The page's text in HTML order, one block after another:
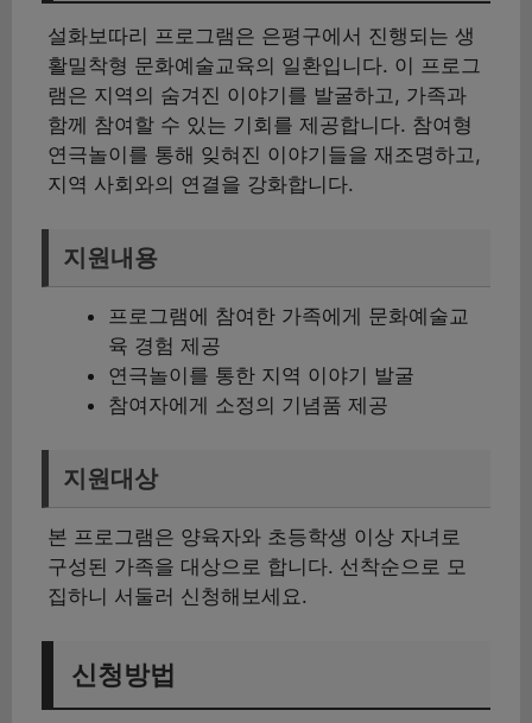
설화보따리 프로그램은 은평구에서 진행되는 생
활밀착형 문화예술교육의 일환입니다. 이 프로그
램은 지역의 숨겨진 이야기를 발굴하고, 가족과
함께 참여할 수 있는 기회를 제공합니다. 참여형
연극놀이를 통해 잊혀진 이야기들을 재조명하고,
지역 사회와의 연결을 강화합니다.
지원내용
프로그램에 참여한 가족에게 문화예술교
육 경험 제공
연극놀이를 통한 지역 이야기 발굴
참여자에게 소정의 기념품 제공
지원대상
본 프로그램은 양육자와 초등학생 이상 자녀로
구성된 가족을 대상으로 합니다. 선착순으로 모
집하니 서둘러 신청해보세요.
신청방법